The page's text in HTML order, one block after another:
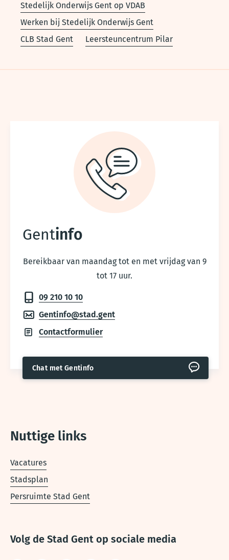
Stedelijk Onderwijs Gent op VDAB
Werken bij Stedelijk Onderwijs Gent
CLB Stad Gent
Leersteuncentrum Pilar
Gentinfo
Bereikbaar van maandag tot en met vrijdag van 9
tot 17 uur.
09 210 10 10
Gentinfo@stad.gent
Contactformulier
Chat met Gentinfo
Nuttige links
Vacatures
Stadsplan
Persruimte Stad Gent
Volg de Stad Gent op sociale media